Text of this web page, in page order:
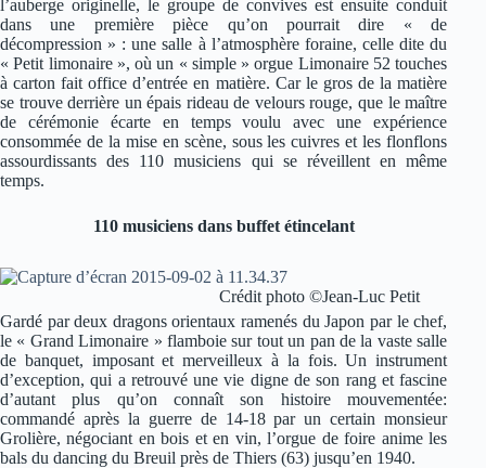
l’auberge originelle, le groupe de convives est ensuite conduit
dans une première pièce qu’on pourrait dire « de
décompression » : une salle à l’atmosphère foraine, celle dite du
« Petit limonaire », où un « simple » orgue Limonaire 52 touches
à carton fait office d’entrée en matière. Car le gros de la matière
se trouve derrière un épais rideau de velours rouge, que le maître
de cérémonie écarte en temps voulu avec une expérience
consommée de la mise en scène, sous les cuivres et les flonflons
assourdissants des 110 musiciens qui se réveillent en même
temps.
110 musiciens dans buffet étincelant
Crédit photo ©Jean-Luc Petit
Gardé par deux dragons orientaux ramenés du Japon par le chef,
le « Grand Limonaire » flamboie sur tout un pan de la vaste salle
de banquet, imposant et merveilleux à la fois. Un instrument
d’exception, qui a retrouvé une vie digne de son rang et fascine
d’autant plus qu’on connaît son histoire mouvementée:
commandé après la guerre de 14-18 par un certain monsieur
Grolière, négociant en bois et en vin, l’orgue de foire anime les
bals du dancing du Breuil près de Thiers (63) jusqu’en 1940.